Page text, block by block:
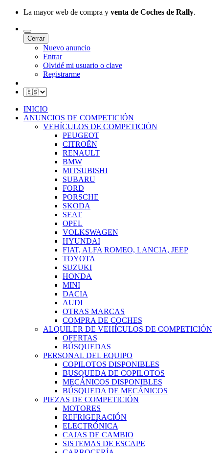
La mayor web de compra y venta de Coches de Rally.
Cerrar
Nuevo anuncio
Entrar
Olvidé mi usuario o clave
Registrarme
INICIO
ANUNCIOS DE COMPETICIÓN
VEHÍCULOS DE COMPETICIÓN
PEUGEOT
CITROËN
RENAULT
BMW
MITSUBISHI
SUBARU
FORD
PORSCHE
SKODA
SEAT
OPEL
VOLKSWAGEN
HYUNDAI
FIAT, ALFA ROMEO, LANCIA, JEEP
TOYOTA
SUZUKI
HONDA
MINI
DACIA
AUDI
OTRAS MARCAS
COMPRA DE COCHES
ALQUILER DE VEHÍCULOS DE COMPETICIÓN
OFERTAS
BÚSQUEDAS
PERSONAL DEL EQUIPO
COPILOTOS DISPONIBLES
BUSQUEDA DE COPILOTOS
MECÁNICOS DISPONIBLES
BÚSQUEDA DE MECÁNICOS
PIEZAS DE COMPETICIÓN
MOTORES
REFRIGERACIÓN
ELECTRÓNICA
CAJAS DE CAMBIO
SISTEMAS DE ESCAPE